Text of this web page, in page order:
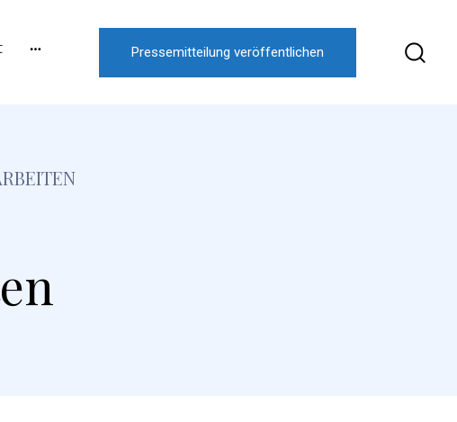
Pressemitteilung veröffentlichen